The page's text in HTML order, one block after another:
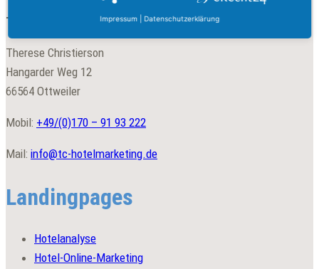
TC Hotel Marketing
Therese Christierson
Hangarder Weg 12
66564 Ottweiler
Mobil: +49/(0)170 – 91 93 222
Mail: info@tc-hotelmarketing.de
Landingpages
Hotelanalyse
Hotel-Online-Marketing
Impressum Datenschutzerklärung